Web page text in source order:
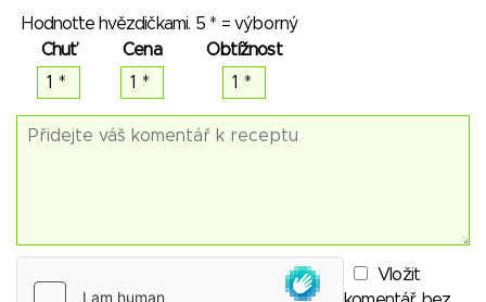
Hodnoťte hvězdičkami. 5 * = výborný
Chuť
Cena Obtížnost
Vložit